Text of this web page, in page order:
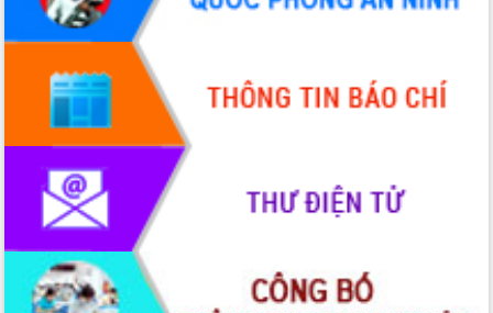
sầu riêng tại Đắk Lắk
Trình diễn nghệ thuật chế biến các
Đắk Lắk công bố Quy hoạch và xúc
tiến đầu tư tỉnh
Ngành cá ngừ Đắk Lắk chủ động thích
ứng để giữ vững thị trường xuất khẩu
Diễn đàn Kinh tế tư nhân Việt Nam đột
phá cơ chế - Hợp tác công tư
Đề án 06 tạo bước ngoặt đột phá trong
cải cách hành chính tỉnh Đắk Lắk
Kết nối tour, đẩy mạnh chuyển đổi số
để phát triển du lịch Đắk Lắk